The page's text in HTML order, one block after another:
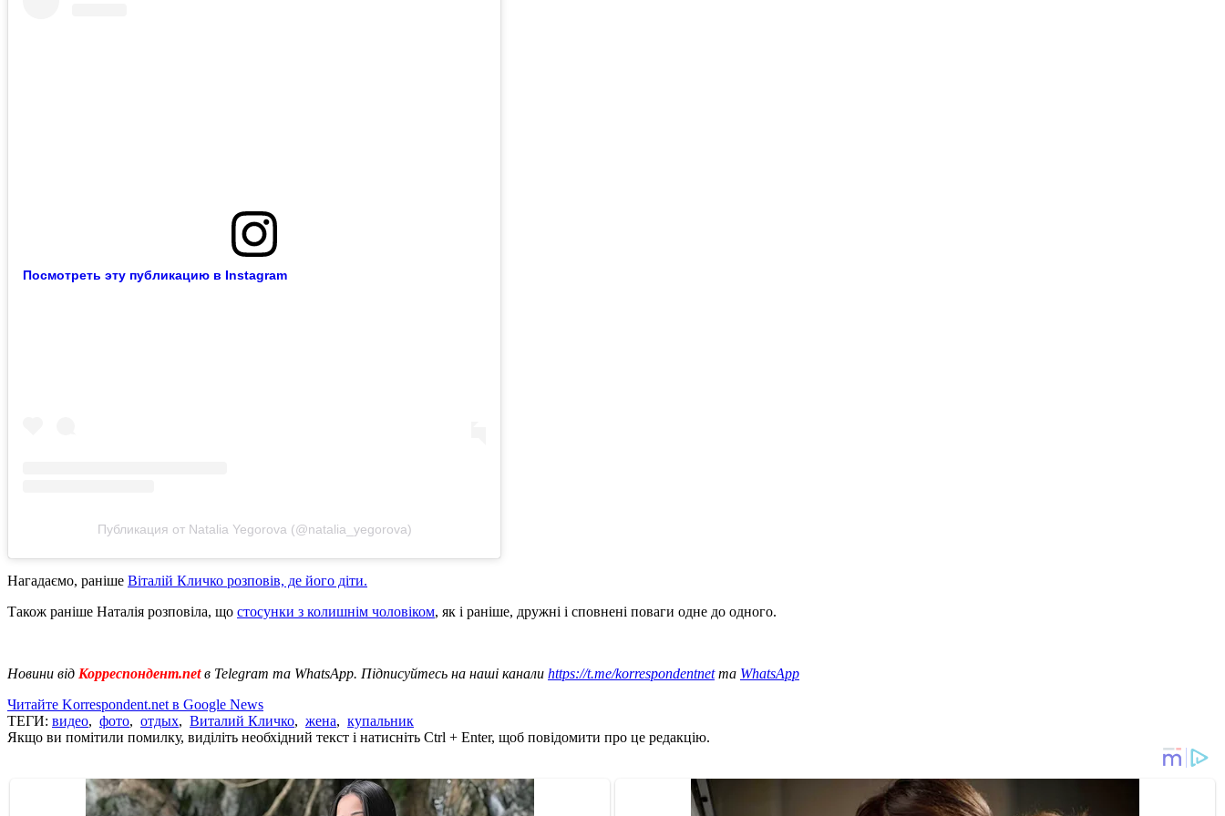
Посмотреть эту публикацию в Instagram
Публикация от Natalia Yegorova (@natalia_yegorova)
Нагадаємо, раніше Віталій Кличко розповів, де його діти.
Також раніше Наталія розповіла, що стосунки з колишнім чоловіком, як і раніше, дружні і сповнені поваги одне до одного.
Новини від Корреспондент.netв Telegram та WhatsApp. Підписуйтесь на наші канали https://t.me/korrespondentnetта WhatsApp
Читайте Korrespondent.net в Google News
ТЕГИ: видео, фото, отдых, Виталий Кличко, жена, купальник
Якщо ви помітили помилку, виділіть необхідний текст і натисніть Ctrl + Enter, щоб повідомити про це редакцію.